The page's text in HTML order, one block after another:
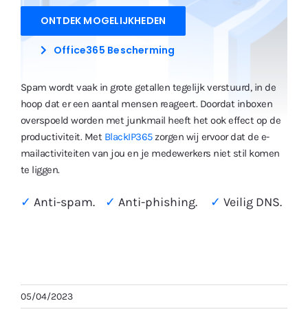
ONTDEK MOGELIJKHEDEN
Office365 Bescherming
Spam wordt vaak in grote getallen tegelijk verstuurd, in de
hoop dat er een aantal mensen reageert. Doordat inboxen
overspoeld worden met junkmail heeft het ook effect op de
productiviteit. Met BlackIP365zorgen wij ervoor dat de e-
mailactiviteiten van jou en je medewerkers niet stil komen
te liggen.
✓ Anti-spam. ✓ Anti-phishing. ✓ Veilig DNS.
05/04/2023